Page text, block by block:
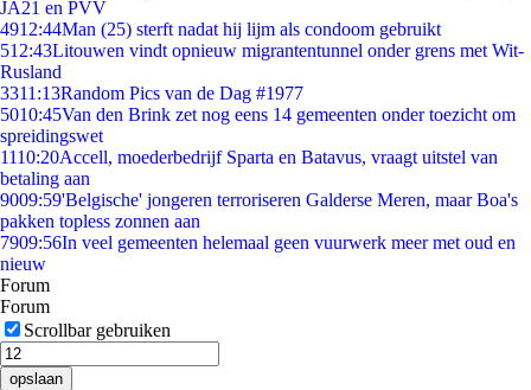
JA21 en PVV
4912:44Man (25) sterft nadat hij lijm als condoom gebruikt
512:43Litouwen vindt opnieuw migrantentunnel onder grens met Wit-
Rusland
3311:13Random Pics van de Dag #1977
5010:45Van den Brink zet nog eens 14 gemeenten onder toezicht om
spreidingswet
1110:20Accell, moederbedrijf Sparta en Batavus, vraagt uitstel van
betaling aan
9009:59'Belgische' jongeren terroriseren Galderse Meren, maar Boa's
pakken topless zonnen aan
7909:56In veel gemeenten helemaal geen vuurwerk meer met oud en
nieuw
Forum
Forum
Scrollbar gebruiken
opslaan